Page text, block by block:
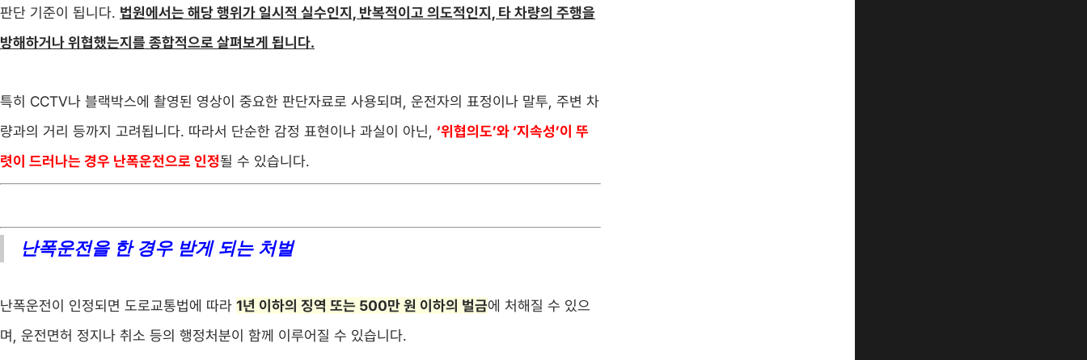
판단 기준이 됩니다. 법원에서는 해당 행위가 일시적 실수인지, 반복적이고 의도적인지, 타 차량의 주행을
방해하거나 위협했는지를 종합적으로 살펴보게 됩니다.
특히 CCTV나 블랙박스에 촬영된 영상이 중요한 판단자료로 사용되며, 운전자의 표정이나 말투, 주변 차
량과의 거리 등까지 고려됩니다. 따라서 단순한 감정 표현이나 과실이 아닌, ‘위협의도’와 ‘지속성’이 뚜
렷이 드러나는 경우 난폭운전으로 인정될 수 있습니다.
난폭운전을 한 경우 받게 되는 처벌
난폭운전이 인정되면 도로교통법에 따라 1년 이하의 징역 또는 500만 원 이하의 벌금에 처해질 수 있으
며, 운전면허 정지나 취소 등의 행정처분이 함께 이루어질 수 있습니다.